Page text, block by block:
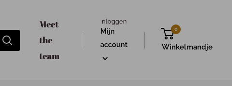
Meet
the
team
Inloggen
Mijn
account
0
Winkelmandje